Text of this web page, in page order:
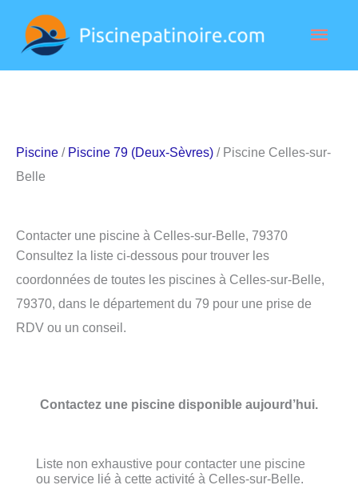
contenu
Piscine / Piscine 79 (Deux-Sèvres) / Piscine Celles-sur-
Belle
Contacter une piscine à Celles-sur-Belle, 79370
Consultez la liste ci-dessous pour trouver les
coordonnées de toutes les piscines à Celles-sur-Belle,
79370, dans le département du 79 pour une prise de
RDV ou un conseil.
Contactez une piscine disponible aujourd’hui.
Liste non exhaustive pour contacter une piscine
ou service lié à cette activité à Celles-sur-Belle.